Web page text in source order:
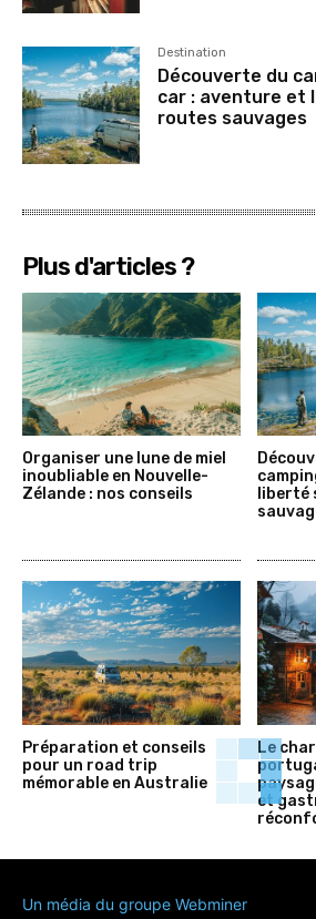
Destination
Découverte du
car : aventure et
routes sauvages
Plus d'articles ?
Organiser une lune de miel
inoubliable en Nouvelle-
Zélande : nos conseils
liberté
Préparation et conseils
pour un road trip
mémorable en Australie
Le
et
Un média du groupe Webminer